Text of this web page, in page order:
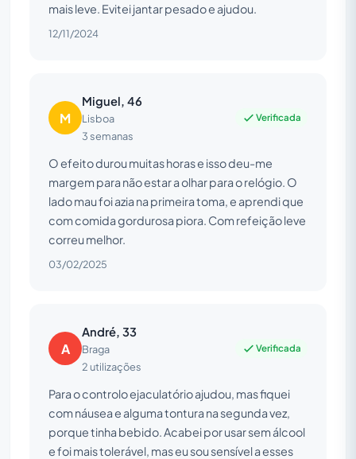
mais leve. Evitei jantar pesado e ajudou.
12/11/2024
M
Miguel, 46
Lisboa
3 semanas
Verificada
O efeito durou muitas horas e isso deu-me
margem para não estar a olhar para o relógio. O
lado mau foi azia na primeira toma, e aprendi que
com comida gordurosa piora. Com refeição leve
correu melhor.
03/02/2025
A
André, 33
Braga
2 utilizações
Verificada
Para o controlo ejaculatório ajudou, mas fiquei
com náusea e alguma tontura na segunda vez,
porque tinha bebido. Acabei por usar sem álcool
e foi mais tolerável, mas eu sou sensível a esses